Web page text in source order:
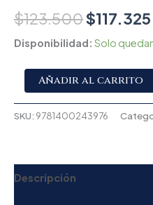
$123.500$117.325
Disponibilidad: Solo
Añadir al carrito
SKU: 9781400243976
Descripción